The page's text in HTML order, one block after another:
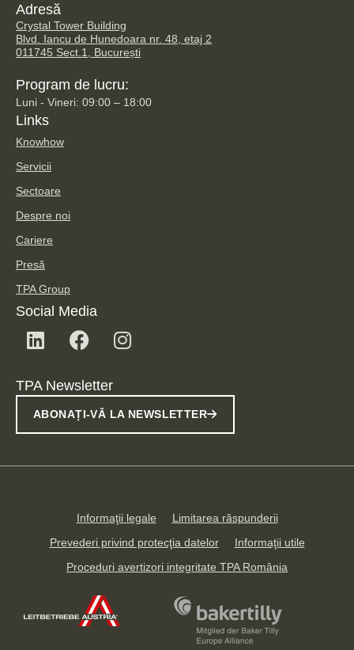
Adresă
Crystal Tower Building
Blvd. Iancu de Hunedoara nr. 48, etaj 2
011745 Sect.1, București
Program de lucru:
Luni - Vineri: 09:00 – 18:00
Links
Knowhow
Servicii
Sectoare
Despre noi
Cariere
Presă
TPA Group
Social Media
TPA Newsletter
ABONAȚI-VĂ LA NEWSLETTER
Informaţii legale
Limitarea răspunderii
Prevederi privind protecţia datelor
Informaţii utile
Proceduri avertizori integritate TPA România